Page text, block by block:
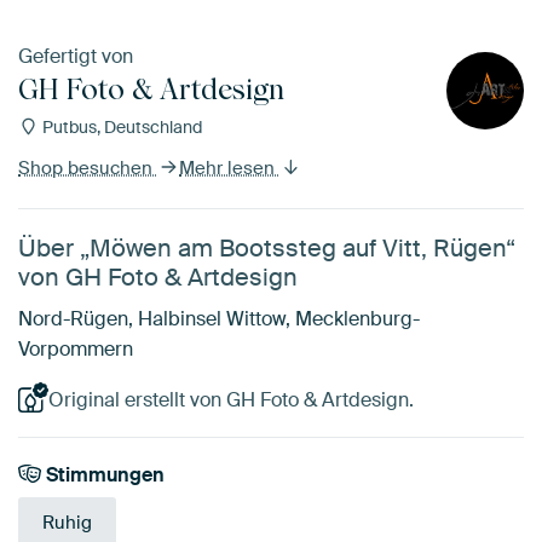
Gefertigt von
GH Foto & Artdesign
Putbus, Deutschland
Shop besuchen Mehr lesen
Über „Möwen am Bootssteg auf Vitt, Rügen“
von GH Foto & Artdesign
Nord-Rügen, Halbinsel Wittow, Mecklenburg-
Vorpommern
Original erstellt von GH Foto & Artdesign.
Stimmungen
Ruhig